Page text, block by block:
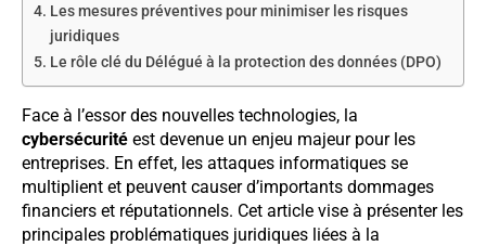
Les mesures préventives pour minimiser les risques
juridiques
Le rôle clé du Délégué à la protection des données (DPO)
Face à l’essor des nouvelles technologies, la
cybersécurité est devenue un enjeu majeur pour les
entreprises. En effet, les attaques informatiques se
multiplient et peuvent causer d’importants dommages
financiers et réputationnels. Cet article vise à présenter les
principales problématiques juridiques liées à la